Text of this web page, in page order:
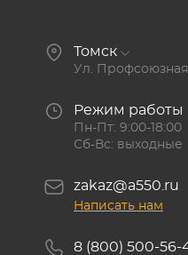
Томск
Ул. Профсоюзная,
Режим работы
Пн-Пт: 9:00-18:00
Сб-Вс: выходные
zakaz@a550.ru
Написать нам
8 (800) 500-56-